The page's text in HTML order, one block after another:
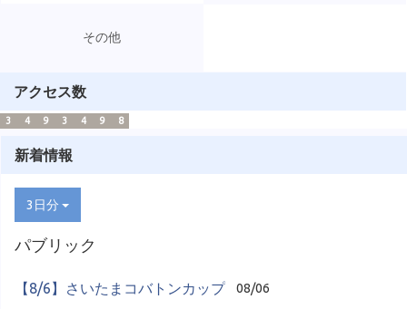
その他
アクセス数
3 4 9 3 4 9 8
新着情報
3日分
パブリック
【8/6】さいたまコバトンカップ 08/06